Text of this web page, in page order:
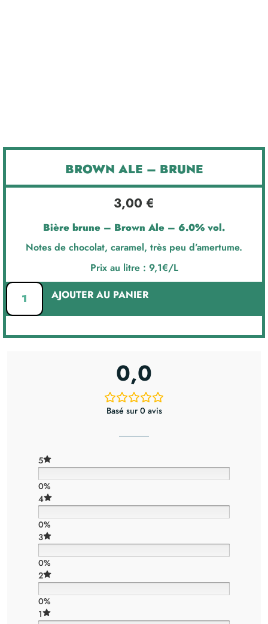
BROWN ALE – BRUNE
3,00 €
Bière brune – Brown Ale – 6.0% vol.
Notes de chocolat, caramel, très peu d’amertume.
Prix au litre : 9,1€/L
AJOUTER AU PANIER
0,0
Basé sur 0 avis
5
0%
4
0%
3
0%
2
0%
1